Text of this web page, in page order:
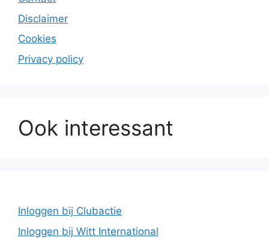
Disclaimer
Cookies
Privacy policy
Ook interessant
Inloggen bij Clubactie
Inloggen bij Witt International